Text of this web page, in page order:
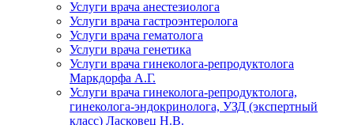
Услуги врача анестезиолога
Услуги врача гастроэнтеролога
Услуги врача гематолога
Услуги врача генетика
Услуги врача гинеколога-репродуктолога
Маркдорфа А.Г.
Услуги врача гинеколога-репродуктолога,
гинеколога-эндокринолога, УЗД (экспертный
класс) Ласковец Н.В.